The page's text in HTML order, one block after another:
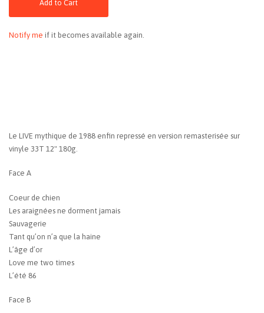
Add to Cart
Notify me if it becomes available again.
Le LIVE mythique de 1988 enfin repressé en version remasterisée sur
vinyle 33T 12" 180g.
Face A
Coeur de chien
Les araignées ne dorment jamais
Sauvagerie
Tant qu’on n’a que la haine
L’âge d’or
Love me two times
L’été 86
Face B